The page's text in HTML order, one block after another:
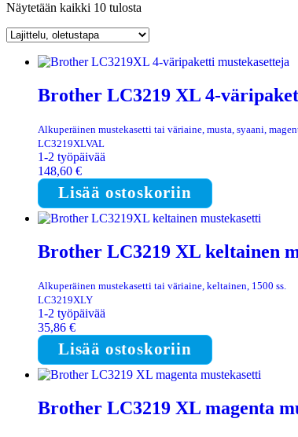
Näytetään kaikki 10 tulosta
Brother LC3219 XL 4-
Alkuperäinen mustekasetti tai väriaine, musta, syaani,
LC3219XLVAL
1-2 työpäivää
148,60 €
Lisää ostoskoriin
Brother LC3219 XL keltainen
Alkuperäinen mustekasetti tai väriaine, keltainen, 1500 ss.
LC3219XLY
1-2 työpäivää
35,86 €
Lisää ostoskoriin
Brother LC3219 XL magenta